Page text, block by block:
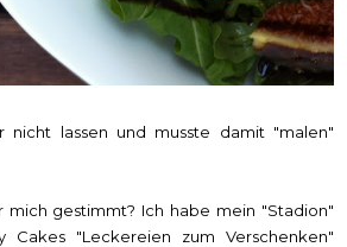
nicht lassen und musste damit "malen"
mich gestimmt? Ich habe mein "Stadion"
Cakes "Leckereien zum Verschenken"